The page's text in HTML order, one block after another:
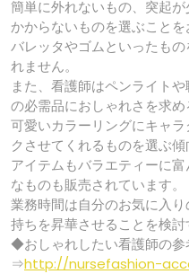
簡単に外れないもの、突起
かからないものを選ぶことを
バレッタやゴムといったも
れません。
また、看護師はペンライト
の必需品におしゃれさを求め
可愛いカラーリングにキャ
クさせてくれるものを選ぶ傾
アイテムもバラエティーに
なものも販売されています。
業務時間は自分のお気に入
持ちを昇華させることを検討
◆おしゃれしたい看護師の参
⇒http://nursefashion-